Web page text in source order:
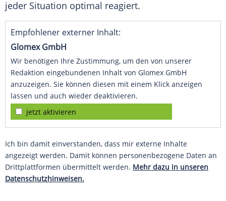
jeder Situation optimal reagiert.
Empfohlener externer Inhalt:
Glomex GmbH
Wir benötigen Ihre Zustimmung, um den von unserer
Redaktion eingebundenen Inhalt von Glomex GmbH
anzuzeigen. Sie können diesen mit einem Klick anzeigen
lassen und auch wieder deaktivieren.
jetzt aktivieren
Ich bin damit einverstanden, dass mir externe Inhalte
angezeigt werden. Damit können personenbezogene Daten an
Drittplattformen übermittelt werden. Mehr dazu in unseren
Datenschutzhinweisen.